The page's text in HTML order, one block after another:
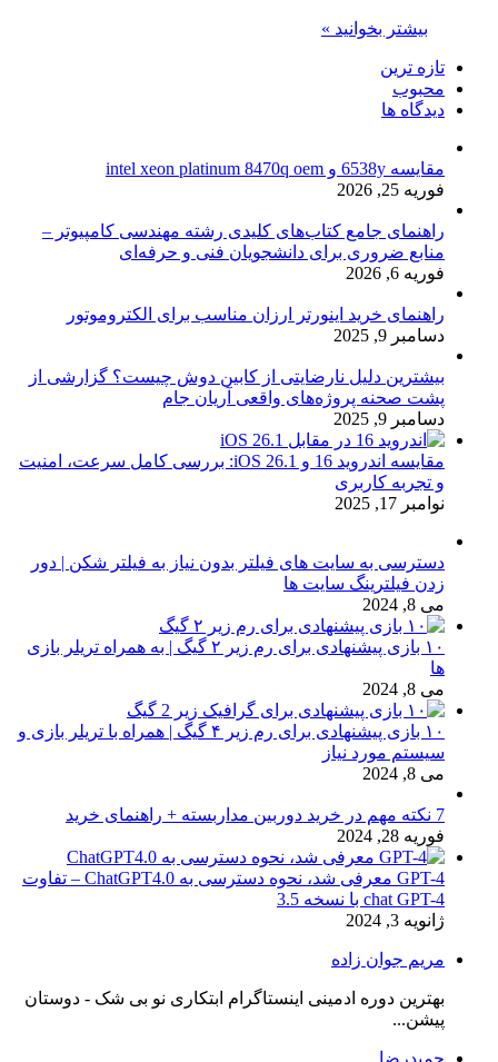
بیشتر بخوانید »
تازه ترین
محبوب
دیدگاه ها
مقایسه 6538y و intel xeon platinum 8470q oem
فوریه 25, 2026
راهنمای جامع کتاب‌های کلیدی رشته مهندسی کامپیوتر –
منابع ضروری برای دانشجویان فنی و حرفه‌ای
فوریه 6, 2026
راهنمای خرید اینورتر ارزان مناسب برای الکتروموتور
دسامبر 9, 2025
بیشترین دلیل نارضایتی از کابین دوش چیست؟ گزارشی از
پشت صحنه پروژه‌های واقعی آریان جام
دسامبر 9, 2025
مقایسه اندروید 16 و iOS 26.1: بررسی کامل سرعت، امنیت
و تجربه کاربری
نوامبر 17, 2025
دسترسی به سایت های فیلتر بدون نیاز به فیلتر شکن | دور
زدن فیلترینگ سایت ها
می 8, 2024
۱۰ بازی پیشنهادی برای رم زیر ۲ گیگ | به همراه تریلر بازی
ها
می 8, 2024
۱۰ بازی پیشنهادی برای رم زیر ۴ گیگ | همراه با تریلر بازی و
سیستم مورد نیاز
می 8, 2024
7 نکته مهم در خرید دوربین مداربسته + راهنمای خرید
فوریه 28, 2024
GPT-4 معرفی شد، نحوه دسترسی به ChatGPT4.0 – تفاوت
chat GPT-4 با نسخه 3.5
ژانویه 3, 2024
مریم جوان زاده
بهترین دوره ادمینی اینستاگرام ابتکاری نو بی شک - دوستان
پیشن...
حمیدرضا